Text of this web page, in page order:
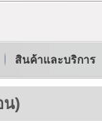
สินค้าและบริการ
น)